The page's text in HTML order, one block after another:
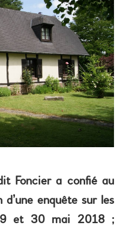
Foncier a confié au
enquête sur les
et 30 mai 2018 ;